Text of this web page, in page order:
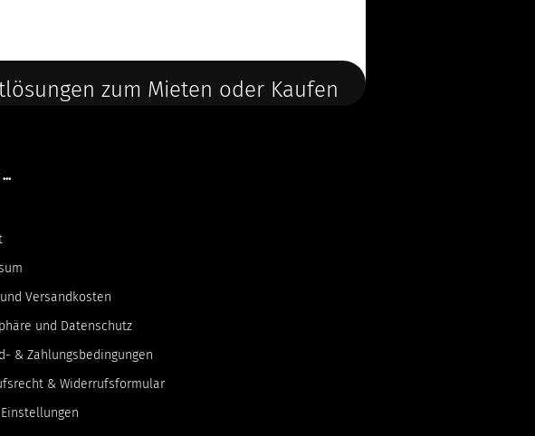
zum Mieten oder Kaufen
Versandkosten
und Datenschutz
& Zahlungsbedingungen
& Widerrufsformular